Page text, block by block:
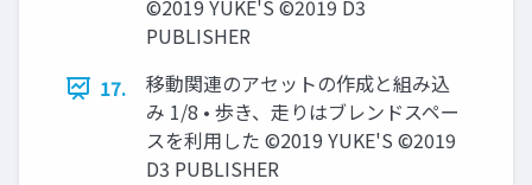
©2019 YUKE'S ©2019 D3
PUBLISHER
17.
移動関連のアセットの作成と組み込
み 1/8 • 歩き、走りはブレンドスペー
スを利用した ©2019 YUKE'S ©2019
D3 PUBLISHER